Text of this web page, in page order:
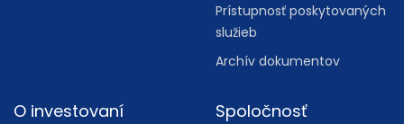
Prístupnosť poskytovaných
služieb
Archív dokumentov
O investovaní Spoločnosť